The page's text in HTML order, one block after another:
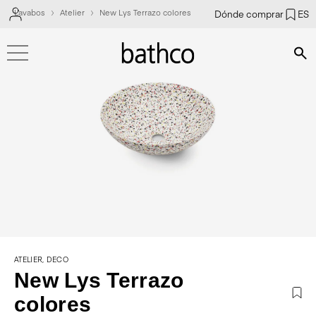
Dónde comprar ES
Lavabos Atelier New Lys Terrazo colores
ATELIER, DECO
New Lys Terrazo
colores